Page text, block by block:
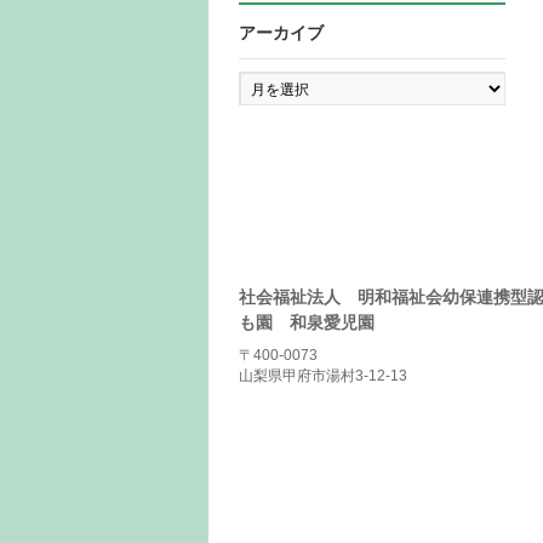
アーカイブ
ア
ー
社会福祉法人 明和福祉会幼保連携型
も園 和泉愛児園
〒400-0073
山梨県甲府市湯村3-12-13